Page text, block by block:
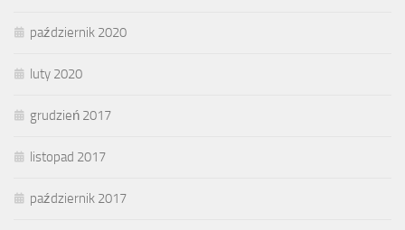
październik 2020
luty 2020
grudzień 2017
listopad 2017
październik 2017